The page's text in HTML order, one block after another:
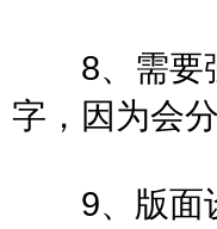
8、需要强
字，因为会
9、版面设